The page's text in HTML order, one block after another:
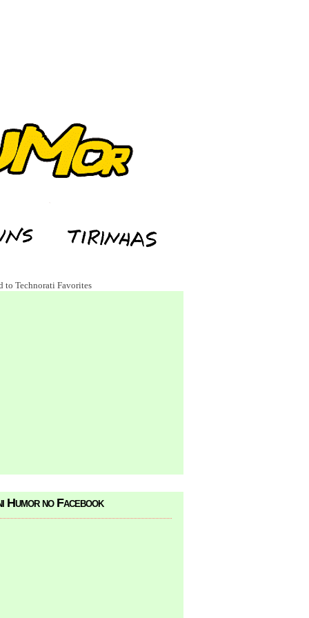
Humor no Facebook